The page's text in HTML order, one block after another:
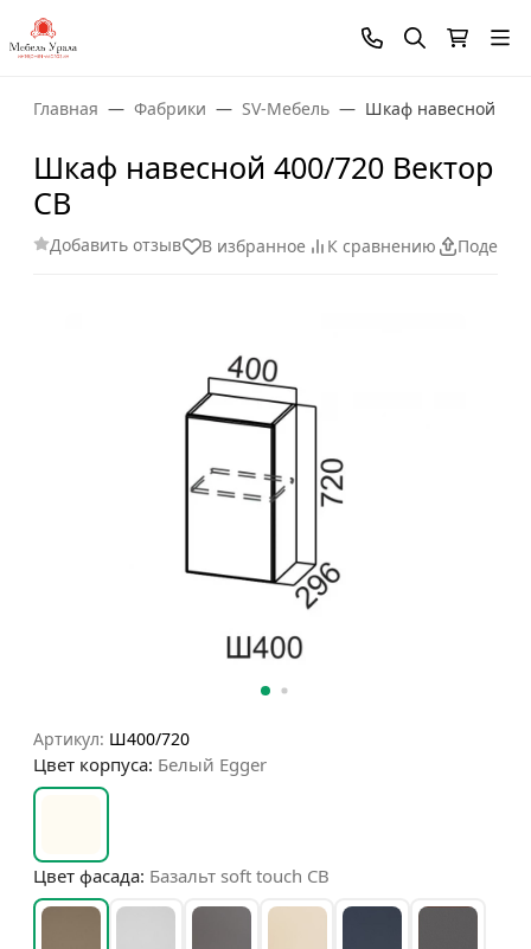
Главная Фабрики SV-Мебель Шкаф навесной
Шкаф навесной 400/720 Вектор
СВ
Добавить отзыв В избранное К сравнению
Артикул: Ш400/720
Цвет корпуса: Белый Egger
Цвет фасада: Базальт soft touch СВ